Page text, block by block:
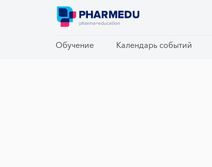
Обучение Календарь событий
Обучение Календарь событий